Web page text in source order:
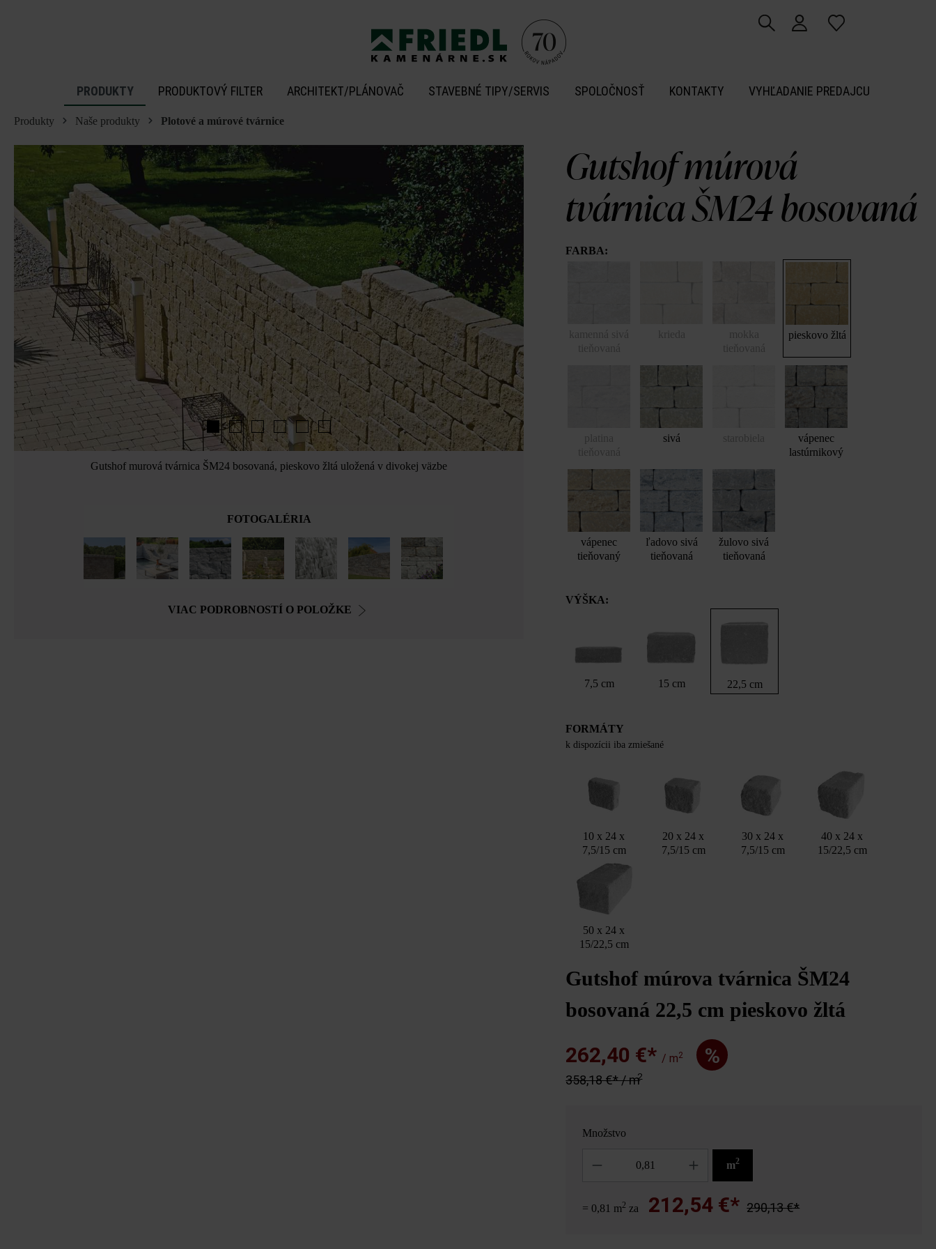
PRODUKTY PRODUKTOVÝ FILTER ARCHITEKT/PLÁNOVAČ STAVEBNÉ TIPY/SERVIS SPOLOČNOSŤ KONTAKTY VYHĽADANIE PREDAJCU
Produkty Naše produkty Plotové a múrové tvárnice
Gutshof murová tvárnica ŠM24 bosovaná, pieskovo žltá uložená v divokej väzbe
FOTOGALÉRIA
VIAC PODROBNOSTÍ O POLOŽKE
Gutshof múrová
tvárnica ŠM24 bosovaná
FARBA:
pieskovo žltá
sivá
vápenec
lastúrnikový
vápenec
tieňovaný
ľadovo sivá
tieňovaná
žulovo sivá
tieňovaná
VÝŠKA:
7,5 cm 15 cm 22,5 cm
FORMÁTY
k dispozícii iba zmiešané
10 x 24 x
7,5/15 cm
20 x 24 x
7,5/15 cm
30 x 24 x
7,5/15 cm
40 x 24 x
15/22,5 cm
50 x 24 x
15/22,5 cm
Gutshof múrova tvárnica ŠM24
bosovaná 22,5 cm pieskovo žltá
262,40 €* / m2 %
358,18 €* / m2
Množstvo
m2
= 0,81 m2 za 212,54 €* 290,13 €*